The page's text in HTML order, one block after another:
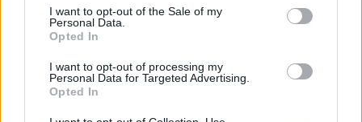
I want to opt-out of the Sale of my
Personal Data.
Opted In
I want to opt-out of processing my
Personal Data for Targeted Advertising.
Opted In
επιχειρήσεις κατανοούν τη σημασία της
ανακύκλωσης, τόσο για τη λειτουργία των ίδιων
των καταστημάτων όσο και για την προστασία
του περιβάλλοντος και της κοινωνίας συνολικά.